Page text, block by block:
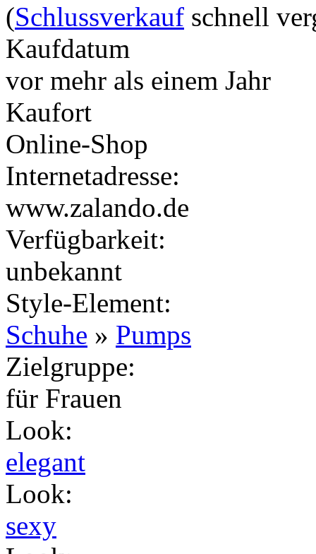
(Schlussverkauf
Kaufdatum
vor mehr als einem Jahr
Kaufort
Online-Shop
Internetadresse:
www.zalando.de
Verfügbarkeit:
unbekannt
Style-Element:
Schuhe » Pumps
Zielgruppe:
für Frauen
Look:
elegant
Look:
sexy